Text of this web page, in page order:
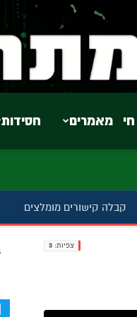
חסידות מאמרים
קבלה קישורים מומלצים
צפיות: 3